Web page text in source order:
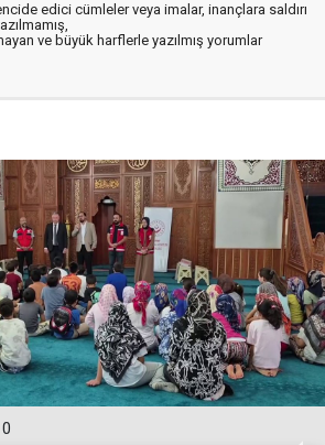
edici cümleler veya imalar, inançlara saldırı
ve büyük harflerle yazılmış yorumlar